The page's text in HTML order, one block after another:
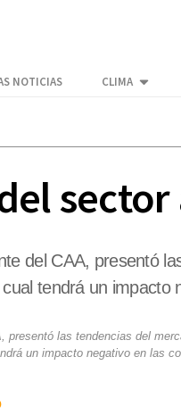
NOTICIAS CLIMA
del CAA, presentó
tendrá un impacto
presentó las tendencias del
un impacto negativo en las